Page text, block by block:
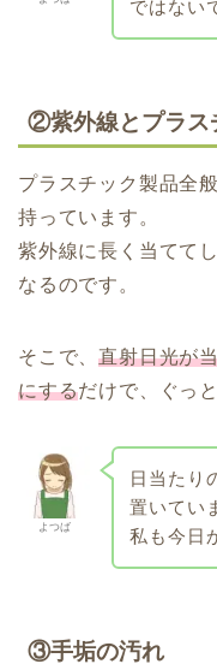
ではない
②紫外線とプラス
プラスチック製品全
持っています。
紫外線に長く当てて
なるのです。
そこで、直射日光が
にするだけで、ぐっ
よつば
日当たり
置いてい
私も今日
③手垢の汚れ